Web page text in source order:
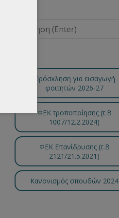
Πρόσκληση για εισαγωγή
φοιτητών 2026-27
ΦΕΚ τροποποίησης (τ.B
1007/12.2.2024)
ΦΕΚ Επανίδρυσης (τ.Β
2121/21.5.2021)
Κανονισμός σπουδών 2024